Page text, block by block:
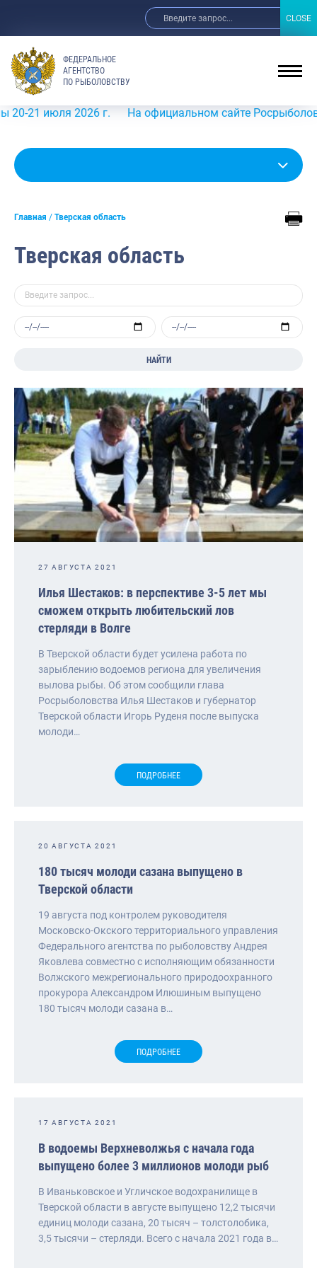
ФЕДЕРАЛЬНОЕ
АГЕНТСТВО
ПО РЫБОЛОВСТВУ
2026 г. На официальном сайте Росрыболовства в
Главная Тверская область
Тверская область
НАЙТИ
27 АВГУСТА 2021
Илья Шестаков: в перспективе 3-5 лет мы
сможем открыть любительский лов
стерляди в Волге
В Тверской области будет усилена работа по
зарыблению водоемов региона для увеличения
вылова рыбы. Об этом сообщили глава
Росрыболовства Илья Шестаков и губернатор
Тверской области Игорь Руденя после выпуска
молоди…
ПОДРОБНЕЕ
20 АВГУСТА 2021
180 тысяч молоди сазана выпущено в
Тверской области
19 августа под контролем руководителя
Московско-Окского территориального управления
Федерального агентства по рыболовству Андрея
Яковлева совместно с исполняющим обязанности
Волжского межрегионального природоохранного
прокурора Александром Илюшиным выпущено
180 тысяч молоди сазана в…
ПОДРОБНЕЕ
17 АВГУСТА 2021
В водоемы Верхневолжья с начала года
выпущено более 3 миллионов молоди рыб
В Иваньковское и Угличское водохранилище в
Тверской области в августе выпущено 12,2 тысячи
единиц молоди сазана, 20 тысяч – толстолобика,
3,5 тысячи – стерляди. Всего с начала 2021 года в…
CLOSE
CLOSE